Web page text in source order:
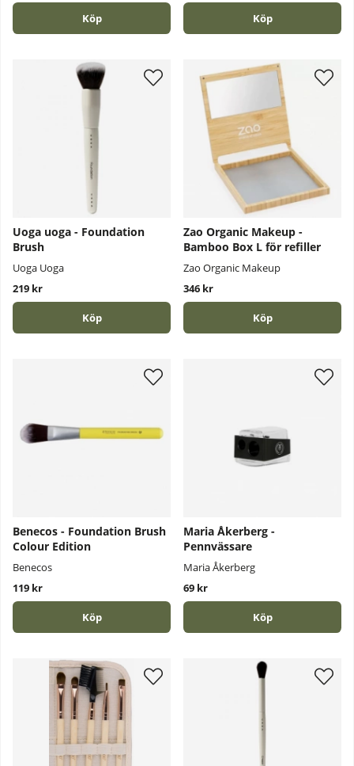
Köp Köp
Uoga uoga - Foundation
Brush
Uoga Uoga
219 kr
Köp
Zao Organic Makeup -
Bamboo Box L för refiller
Zao Organic Makeup
346 kr
Köp
Benecos - Foundation Brush
Colour Edition
Benecos
119 kr
Köp
Maria Åkerberg -
Pennvässare
Maria Åkerberg
69 kr
Köp